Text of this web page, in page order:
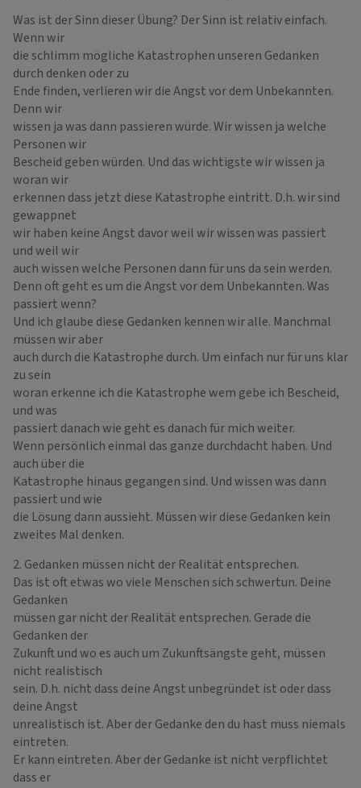
Was ist der Sinn dieser Übung? Der Sinn ist relativ einfach.
Wenn wir
die schlimm mögliche Katastrophen unseren Gedanken
durch denken oder zu
Ende finden, verlieren wir die Angst vor dem Unbekannten.
Denn wir
wissen ja was dann passieren würde. Wir wissen ja welche
Personen wir
Bescheid geben würden. Und das wichtigste wir wissen ja
woran wir
erkennen dass jetzt diese Katastrophe eintritt. D.h. wir sind
gewappnet
wir haben keine Angst davor weil wir wissen was passiert
und weil wir
auch wissen welche Personen dann für uns da sein werden.
Denn oft geht es um die Angst vor dem Unbekannten. Was
passiert wenn?
Und ich glaube diese Gedanken kennen wir alle. Manchmal
müssen wir aber
auch durch die Katastrophe durch. Um einfach nur für uns klar
zu sein
woran erkenne ich die Katastrophe wem gebe ich Bescheid,
und was
passiert danach wie geht es danach für mich weiter.
Wenn persönlich einmal das ganze durchdacht haben. Und
auch über die
Katastrophe hinaus gegangen sind. Und wissen was dann
passiert und wie
die Lösung dann aussieht. Müssen wir diese Gedanken kein
zweites Mal denken.
2. Gedanken müssen nicht der Realität entsprechen.
Das ist oft etwas wo viele Menschen sich schwertun. Deine
Gedanken
müssen gar nicht der Realität entsprechen. Gerade die
Gedanken der
Zukunft und wo es auch um Zukunftsängste geht, müssen
nicht realistisch
sein. D.h. nicht dass deine Angst unbegründet ist oder dass
deine Angst
unrealistisch ist. Aber der Gedanke den du hast muss niemals
eintreten.
Er kann eintreten. Aber der Gedanke ist nicht verpflichtet
dass er